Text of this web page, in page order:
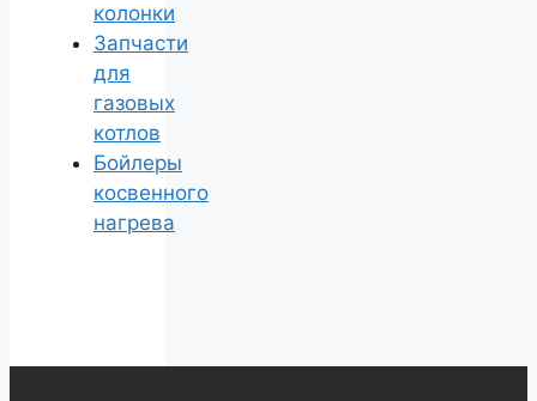
колонки
Запчасти
для
газовых
котлов
Бойлеры
косвенного
нагрева